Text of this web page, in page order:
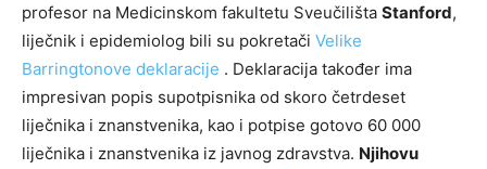
profesor na Medicinskom fakultetu Sveučilišta Stanford,
liječnik i epidemiolog bili su pokretači Velike
Barringtonove deklaracije . Deklaracija također ima
impresivan popis supotpisnika od skoro četrdeset
liječnika i znanstvenika, kao i potpise gotovo 60 000
liječnika i znanstvenika iz javnog zdravstva. Njihovu